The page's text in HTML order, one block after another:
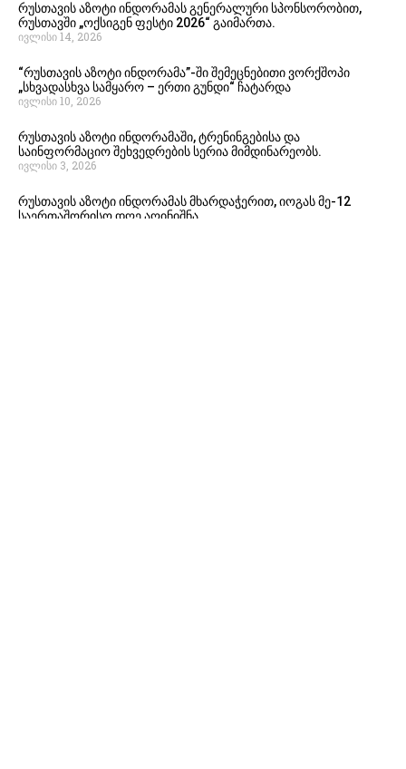
რუსთავის აზოტი ინდორამას გენერალური სპონსორობით,
რუსთავში „ოქსიგენ ფესტი 2026“ გაიმართა.
ივლისი 14, 2026
“რუსთავის აზოტი ინდორამა”-ში შემეცნებითი ვორქშოპი
„სხვადასხვა სამყარო – ერთი გუნდი“ ჩატარდა
ივლისი 10, 2026
რუსთავის აზოტი ინდორამაში, ტრენინგებისა და
საინფორმაციო შეხვედრების სერია მიმდინარეობს.
ივლისი 3, 2026
რუსთავის აზოტი ინდორამას მხარდაჭერით, იოგას მე-12
საერთაშორისო დღე აღინიშნა.